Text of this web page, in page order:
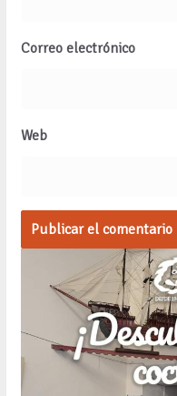
Correo electrónico
Web